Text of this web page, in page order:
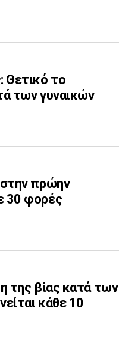
Θετικό το
των γυναικών
στην πρώην
30 φορές
της βίας κατά των
κάθε 10